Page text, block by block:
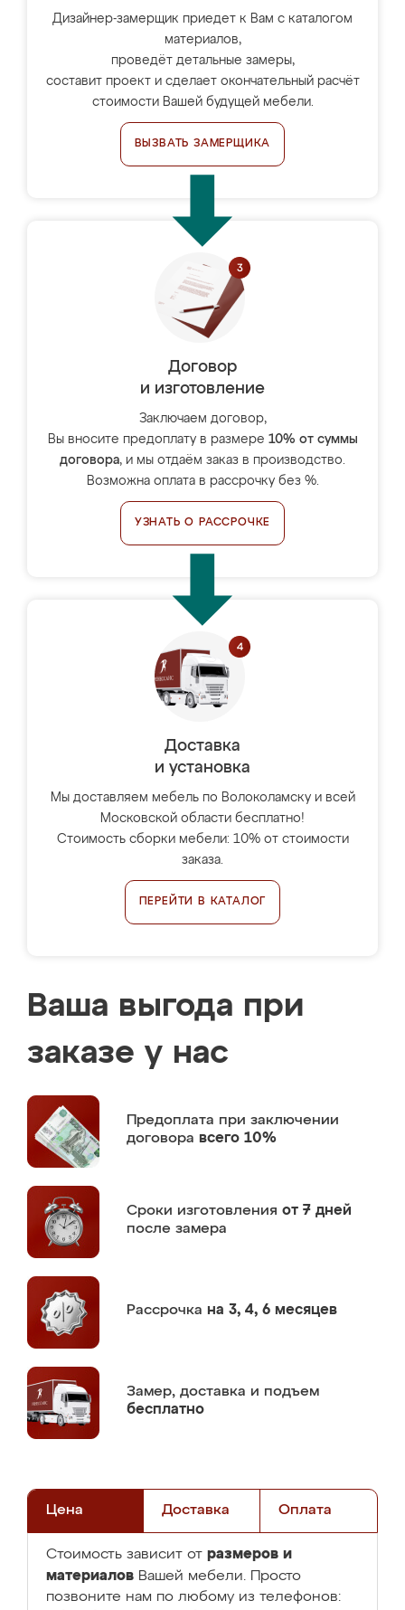
Дизайнер-замерщик приедет к Вам с каталогом
материалов,
проведёт детальные замеры,
составит проект и сделает окончательный расчёт
стоимости Вашей будущей мебели.
ВЫЗВАТЬ ЗАМЕРЩИКА
Договор
и изготовление
Заключаем договор,
Вы вносите предоплату в размере 10% от суммы
договора, и мы отдаём заказ в производство.
Возможна оплата в рассрочку без %.
УЗНАТЬ О РАССРОЧКЕ
Доставка
и установка
Мы доставляем мебель по Волоколамску и всей
Московской области бесплатно!
Стоимость сборки мебели: 10% от стоимости
заказа.
ПЕРЕЙТИ В КАТАЛОГ
Ваша выгода при
заказе у нас
Предоплата при заключении
договора всего 10%
Сроки изготовления от 7 дней
после замера
Рассрочка на 3, 4, 6 месяцев
Замер, доставка и подъем
бесплатно
Цена Доставка Оплата
Стоимость зависит от размеров и
материалов Вашей мебели. Просто
позвоните нам по любому из телефонов: